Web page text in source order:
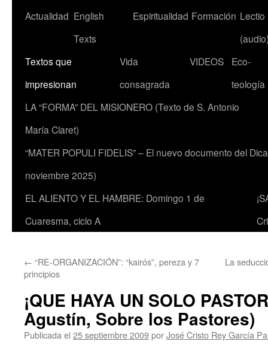
Actualidad English
Texts
Espiritualidad Formación Lectio
Textos que
impresionan
Vida
consagrada
VIDEOS
Eco-
teología
LA “FORMA” DEL MISIONERO (Texto de S. Antonio
María Claret)
“MATER POPULI FIDELIS” – El nuevo documento del
noviembre 2025)
EL ALIENTO Y EL HAMBRE: Domingo 1 de
Cuaresma, ciclo A
← “RE-ORGANIZACIÓN”: “kairós”, pereza y 7
principios
La
¡QUE HAYA UN SOLO
Agustín, Sobre los Pastores)
Publicada el 25 septiembre 2009porJosé Cristo Rey García